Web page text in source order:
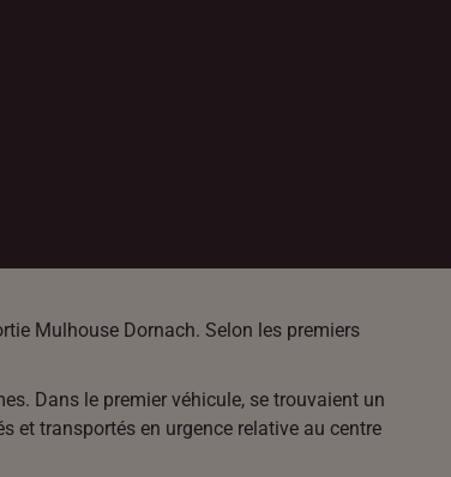
Mulhouse Dornach. Selon les premiers
Dans le premier véhicule, se trouvaient un
et transportés en urgence relative au centre